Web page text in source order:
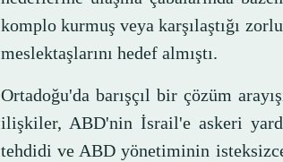
komplo kurmuş veya karşılaştığı
meslektaşlarını hedef almıştı.
Ortadoğu'da barışçıl bir çözüm
ilişkiler, ABD'nin İsrail'e askeri
tehdidi ve ABD yönetiminin